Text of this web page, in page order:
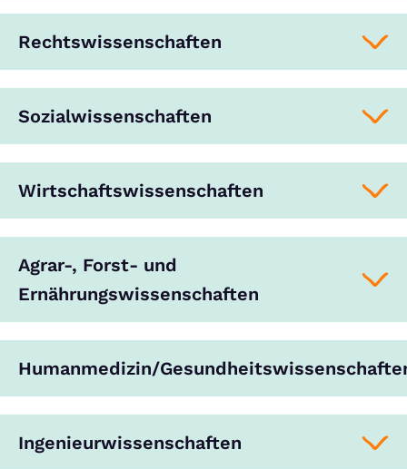
Rechtswissenschaften
Sozialwissenschaften
Wirtschaftswissenschaften
Agrar-, Forst- und
Ernährungswissenschaften
Humanmedizin/
Ingenieurwissenschaften